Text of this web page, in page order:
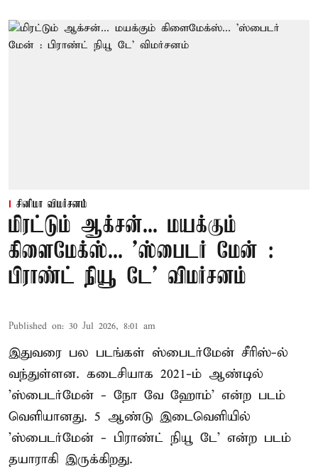
சினிமா விமர்சனம்
மிரட்டும் ஆக்சன்... மயக்கும்
கிளைமேக்ஸ்... 'ஸ்பைடர் மேன் :
பிராண்ட் நியூ டே' விமர்சனம்
Published on: 30 Jul 2026, 8:01 am
இதுவரை பல படங்கள் ஸ்பைடர்மேன் சீரிஸ்-ல்
வந்துள்ளன. கடைசியாக 2021-ம் ஆண்டில்
'ஸ்பைடர்மேன் - நோ வே ஹோம்' என்ற படம்
வெளியானது. 5 ஆண்டு இடைவெளியில்
'ஸ்பைடர்மேன் - பிராண்ட் நியூ டே' என்ற படம்
தயாராகி இருக்கிறது.